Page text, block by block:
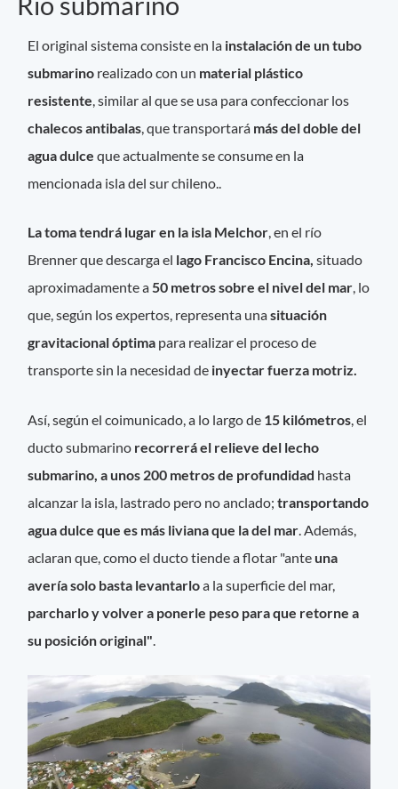
El original sistema consiste en la instalación de un tubo
submarino realizado con un material plástico
resistente, similar al que se usa para confeccionar los
chalecos antibalas, que transportará más del doble del
agua dulce que actualmente se consume en la
mencionada isla del sur chileno..
La toma tendrá lugar en la isla Melchor, en el río
Brenner que descarga el lago Francisco Encina,situado
aproximadamente a50 metros sobre el nivel del mar, lo
que, según los expertos, representa unasituación
gravitacional óptima para realizar el proceso de
transporte sin la necesidad de inyectar fuerza motriz.
Así, según el coimunicado, a lo largo de 15 kilómetros , el
ducto submarino recorrerá el relieve del lecho
submarino, a unos 200 metros de profundidad hasta
alcanzar la isla, lastrado pero no anclado; transportando
agua dulce que es más liviana que la del mar . Además,
aclaran que, como el ducto tiende a flotar "ante una
avería solo basta levantarloa la superficie del mar,
parcharlo y volver a ponerle peso para que retorne a
su posición original"